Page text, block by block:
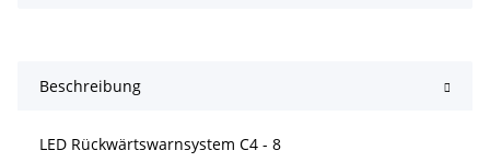
Beschreibung
LED Rückwärtswarnsystem C4 - 8